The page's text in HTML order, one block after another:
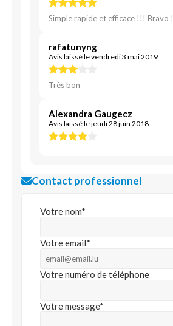
Simple rapide et efficace !!! Bravo !
rafatunyng
Avis laissé le vendredi 3 mai 2019
Très bon
Alexandra Gaugecz
Avis laissé le jeudi 28 juin 2018
Contact professionnel
Votre nom*
Votre email*
Votre numéro de téléphone
Votre message*